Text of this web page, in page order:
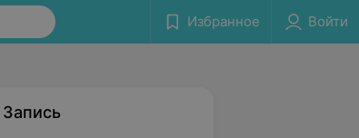
Избранное Войти
Запись